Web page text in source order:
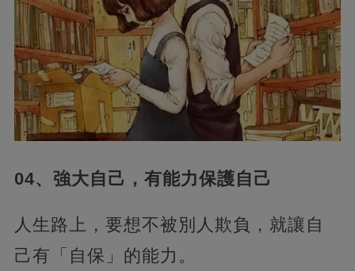
04、強大自己，有能力保護自己
人生路上，要想不被別人欺負，就讓自
己有「自保」的能力。